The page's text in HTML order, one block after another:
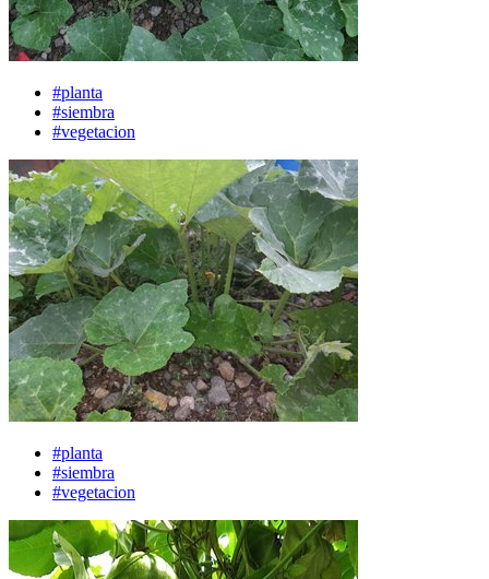
#planta
#siembra
#vegetacion
#planta
#siembra
#vegetacion